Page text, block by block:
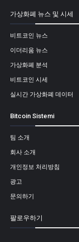
가상화폐 뉴스 및 시세
비트코인 뉴스
이더리움 뉴스
가상화폐 분석
비트코인 시세
실시간 가상화폐 데이터
Bitcoin Sistemi
팀 소개
회사 소개
개인정보 처리방침
광고
문의하기
팔로우하기